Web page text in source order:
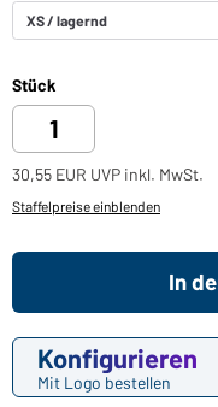
Stück
30,55 EUR UVP inkl. MwSt.
Staffelpreise einblenden
Konfigurieren
Mit Logo bestellen
In